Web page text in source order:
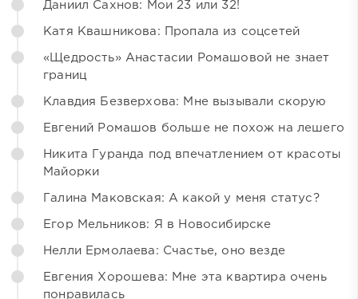
Даниил Сахнов: Мои 23 или 32!
Катя Квашникова: Пропала из соцсетей
«Щедрость» Анастасии Ромашовой не знает
границ
Клавдия Безверхова: Мне вызывали скорую
Евгений Ромашов больше не похож на лешего
Никита Гуранда под впечатлением от красоты
Майорки
Галина Маковская: А какой у меня статус?
Егор Мельников: Я в Новосибирске
Нелли Ермолаева: Счастье, оно везде
Евгения Хорошева: Мне эта квартира очень
понравилась